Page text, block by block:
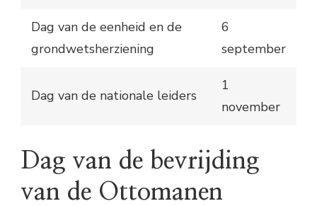
Dag van de eenheid en de
grondwetsherziening
6
september
Dag van de nationale leiders
1
november
Dag van de bevrijding
van de Ottomanen